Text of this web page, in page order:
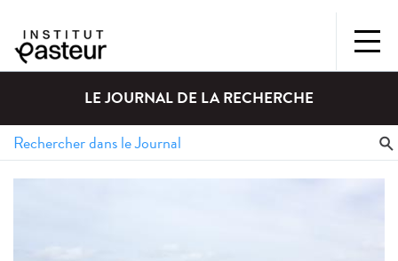
LE JOURNAL DE LA RECHERCHE